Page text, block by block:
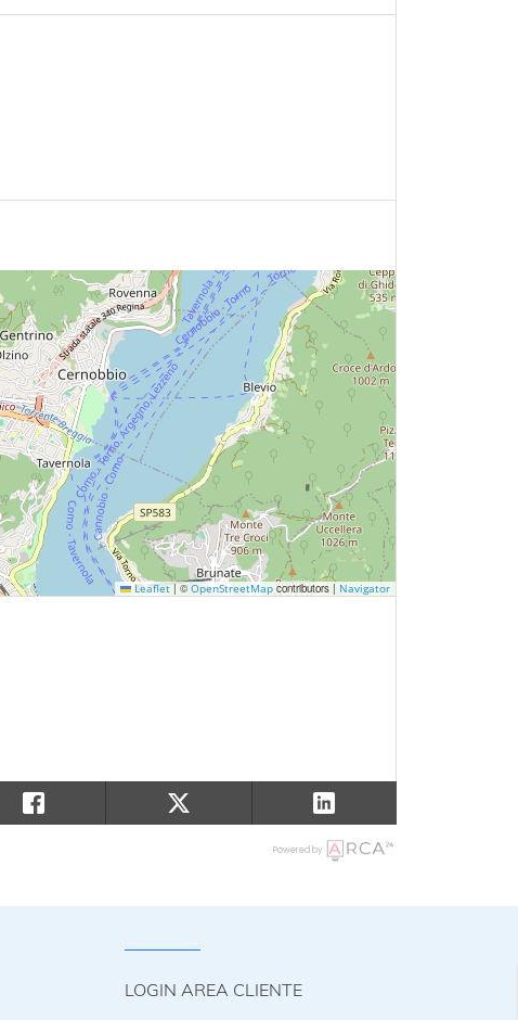
Leaflet | © OpenStreetMap contributors | Navigator
Powered by
LOGIN AREA CLIENTE